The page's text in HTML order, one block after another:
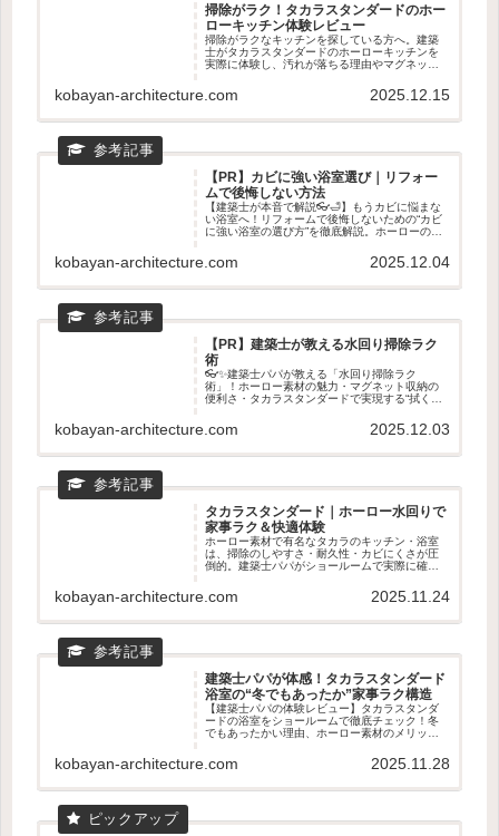
掃除がラク！タカラスタンダードのホー
ローキッチン体験レビュー
掃除がラクなキッチンを探している方へ。建築
士がタカラスタンダードのホーローキッチンを
実際に体験し、汚れが落ちる理由やマグネット
の相性やショールームで見るべきポイントもわ
かる、後悔しないキッチン選びの記事です。
kobayan-architecture.com 2025.12.15
【PR】カビに強い浴室選び｜リフォー
ムで後悔しない方法
【建築士が本音で解説👓🛁】もうカビに悩まな
い浴室へ！リフォームで後悔しないための“カビ
に強い浴室の選び方”を徹底解説。ホーローの汚
カラスタンダードが選ばれる理由を専門目線で
紹介。ショールームで確認すべきポイントもわ
kobayan-architecture.com 2025.12.04
【PR】建築士が教える水回り掃除ラク
術
👓✨建築士パパが教える「水回り掃除ラク
術」！ホーロー素材の魅力・マグネット収納の
便利さ・タカラスタンダードで実現する“拭くだ
洗面が驚くほどラクになる理由を紹介します💖
🧼
kobayan-architecture.com 2025.12.03
タカラスタンダード｜ホーロー水回りで
家事ラク＆快適体験
ホーロー素材で有名なタカラのキッチン・浴室
は、掃除のしやすさ・耐久性・カビにくさが圧
倒的。建築士パパがショールームで実際に確認
かりやすく紹介。新築・リフォームの前に読ん
でおきたい家事ラクの知恵🧽✨
kobayan-architecture.com 2025.11.24
建築士パパが体感！タカラスタンダード
浴室の“冬でもあったか”家事ラク構造
【建築士パパの体験レビュー】タカラスタンダ
ードの浴室をショールームで徹底チェック！冬
でもあったかい理由、ホーロー素材のメリッ
で詳しく解説。寒いお風呂を快適にしたい人必
見のPR記事です。
kobayan-architecture.com 2025.11.28